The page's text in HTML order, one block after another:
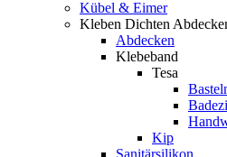
Kübel & Eimer
Kleben Dichten
Abdecken
Klebeband
Tesa
Kip
Sanitärsilikon